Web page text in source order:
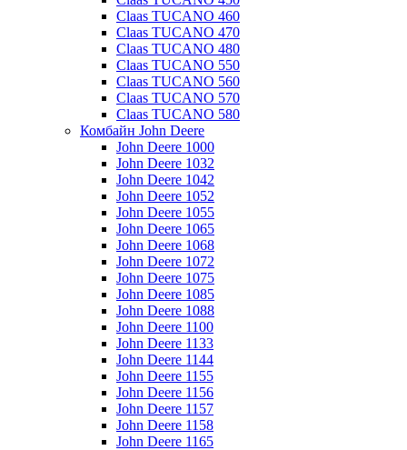
Claas TUCANO 460
Claas TUCANO 470
Claas TUCANO 480
Claas TUCANO 550
Claas TUCANO 560
Claas TUCANO 570
Claas TUCANO 580
Комбайн John Deere
John Deere 1000
John Deere 1032
John Deere 1042
John Deere 1052
John Deere 1055
John Deere 1065
John Deere 1068
John Deere 1072
John Deere 1075
John Deere 1085
John Deere 1088
John Deere 1100
John Deere 1133
John Deere 1144
John Deere 1155
John Deere 1156
John Deere 1157
John Deere 1158
John Deere 1165